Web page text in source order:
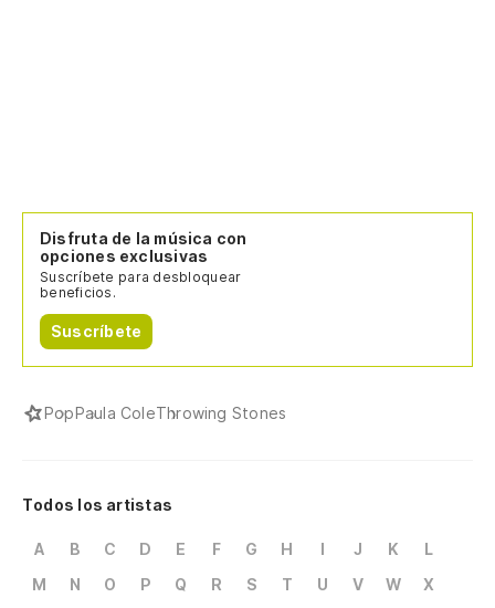
Disfruta de la música con
opciones exclusivas
Suscríbete para desbloquear
beneficios.
Suscríbete
PopPaula ColeThrowing Stones
Todos los artistas
A B C D E F G H I J K
L
M
N O P Q R S T U V W
X